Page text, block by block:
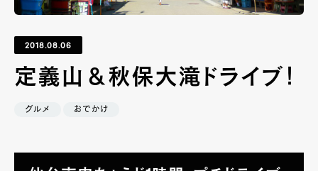
2018.08.06
定義山＆秋保大滝ドライブ！
グルメ おでかけ